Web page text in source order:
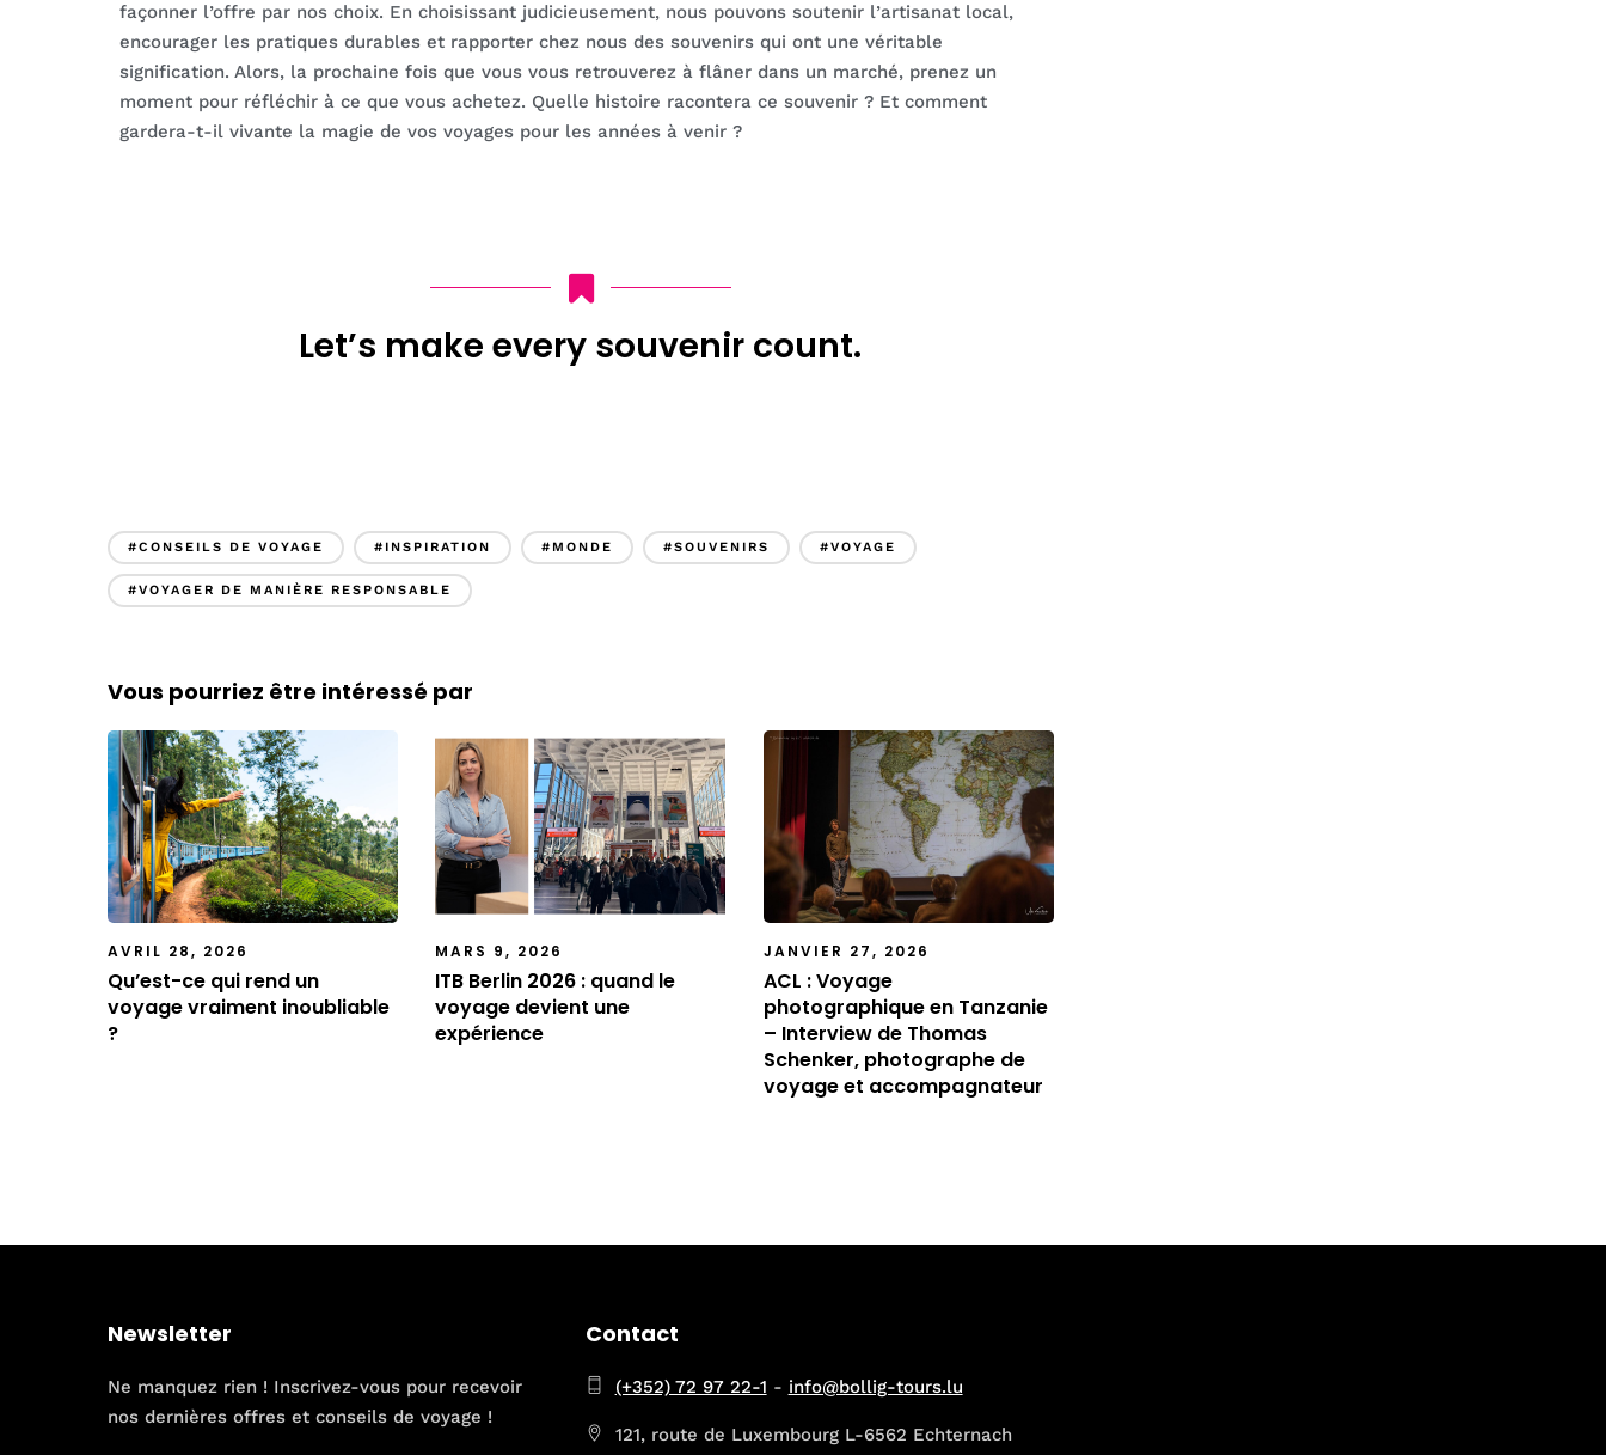
façonner l’offre par nos choix. En choisissant judicieusement, nous pouvons soutenir l’artisanat local,
encourager les pratiques durables et rapporter chez nous des souvenirs qui ont une véritable
signification. Alors, la prochaine fois que vous vous retrouverez à flâner dans un marché, prenez un
moment pour réfléchir à ce que vous achetez. Quelle histoire racontera ce souvenir ? Et comment
gardera-t-il vivante la magie de vos voyages pour les années à venir ?
Let’s make every souvenir count.
#CONSEILS DE VOYAGE #INSPIRATION #MONDE #SOUVENIRS #VOYAGE
#VOYAGER DE MANIÈRE RESPONSABLE
Vous pourriez être intéressé par
AVRIL 28, 2026
Qu’est-ce qui rend un
voyage vraiment inoubliable
?
MARS 9, 2026
ITB Berlin 2026 : quand le
voyage devient une
expérience
JANVIER 27, 2026
ACL : Voyage
photographique en Tanzanie
– Interview de Thomas
Schenker, photographe de
voyage et accompagnateur
Newsletter
Ne manquez rien ! Inscrivez-vous pour recevoir
nos dernières offres et conseils de voyage !
Contact
(+352) 72 97 22-1 - info@bollig-tours.lu
121, route de Luxembourg L-6562 Echternach